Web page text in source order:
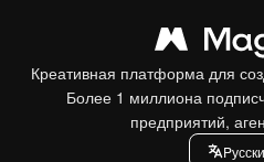
Креативная платформа для
Более 1 миллиона
предприятий,